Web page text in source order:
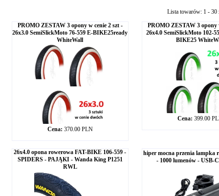
Lista towarów: 1 - 30
PROMO ZESTAW 3 opony w cenie 2 szt -
26x3.0 SemiSlickMoto 76-559 E-BIKE25ready
WhiteWall
Cena: 370.00 PLN
PROMO ZESTAW 3 opony
26x4.0 SemiSlickMoto 102-
BIKE25
Cena: 399.00
26x4.0 opona rowerowa FAT-BIKE 106-559 -
SPIDERS - PAJĄKI - Wanda King P1251
RWL
hiper mocna przenia lampka
- 1000 lumenów - USB-